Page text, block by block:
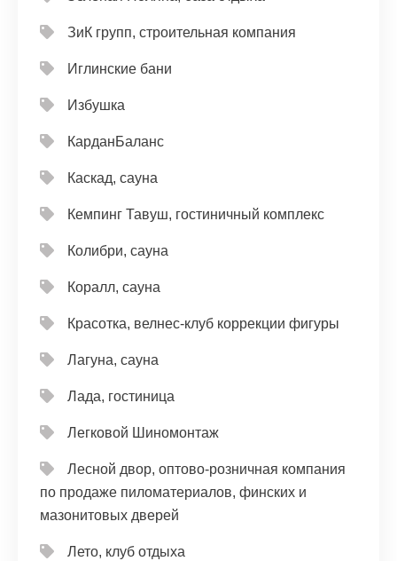
ЗиК групп, строительная компания
Иглинские бани
Избушка
КарданБаланс
Каскад, сауна
Кемпинг Тавуш, гостиничный комплекс
Колибри, сауна
Коралл, сауна
Красотка, велнес-клуб коррекции фигуры
Лагуна, сауна
Лада, гостиница
Легковой Шиномонтаж
Лесной двор, оптово-розничная компания
по продаже пиломатериалов, финских и
мазонитовых дверей
Лето, клуб отдыха